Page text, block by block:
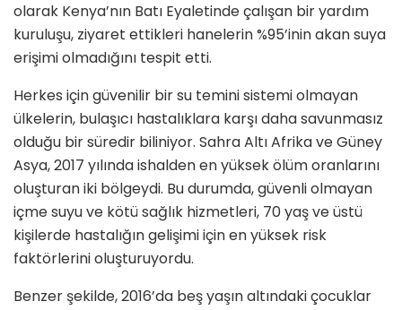
olarak Kenya’nın Batı Eyaletinde çalışan bir yardım
kuruluşu, ziyaret ettikleri hanelerin %95’inin akan suya
erişimi olmadığını tespit etti.
Herkes için güvenilir bir su temini sistemi olmayan
ülkelerin, bulaşıcı hastalıklara karşı daha savunmasız
olduğu bir süredir biliniyor. Sahra Altı Afrika ve Güney
Asya, 2017 yılında ishalden en yüksek ölüm oranlarını
oluşturan iki bölgeydi. Bu durumda, güvenli olmayan
içme suyu ve kötü sağlık hizmetleri, 70 yaş ve üstü
kişilerde hastalığın gelişimi için en yüksek risk
faktörlerini oluşturuyordu.
Benzer şekilde, 2016’da beş yaşın altındaki çocuklar